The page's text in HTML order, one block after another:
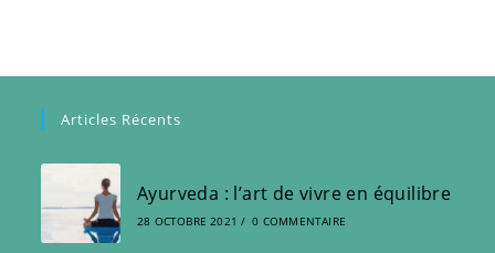
Articles Récents
Ayurveda : l’art de vivre en équilibre
28 OCTOBRE 2021 / 0 COMMENTAIRE